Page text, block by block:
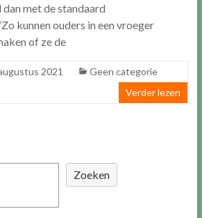
met de standaard
kunnen ouders in een vroeger
of ze de
2021
Geen categorie
Verder lezen
Zoeken